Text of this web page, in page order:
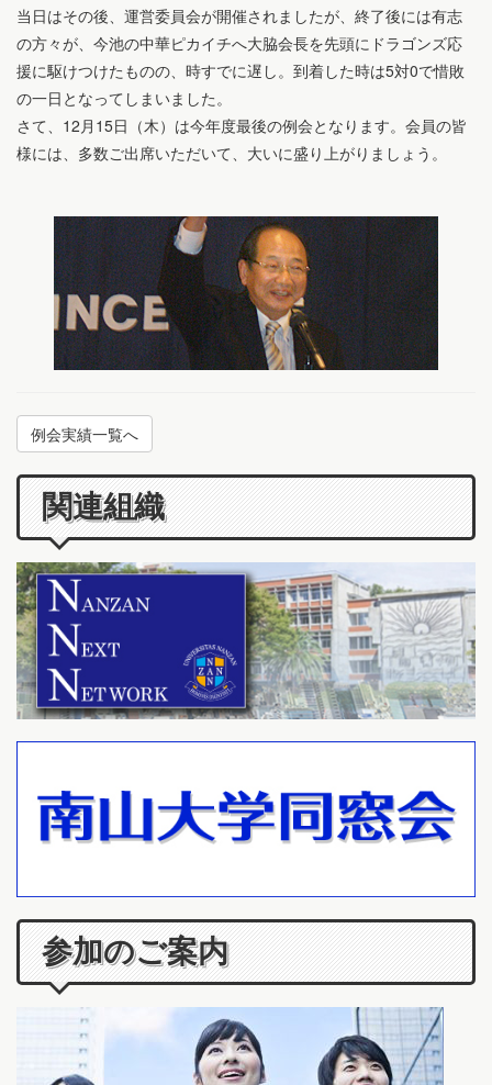
当日はその後、運営委員会が開催されましたが、終了後には有志
の方々が、今池の中華ピカイチへ大脇会長を先頭にドラゴンズ応
援に駆けつけたものの、時すでに遅し。到着した時は5対0で惜敗
の一日となってしまいました。
さて、12月15日（木）は今年度最後の例会となります。会員の皆
様には、多数ご出席いただいて、大いに盛り上がりましょう。
例会実績一覧へ
関連組織
参加のご案内